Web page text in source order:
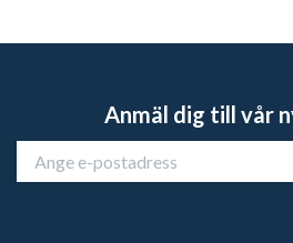
Anmäl dig till vår